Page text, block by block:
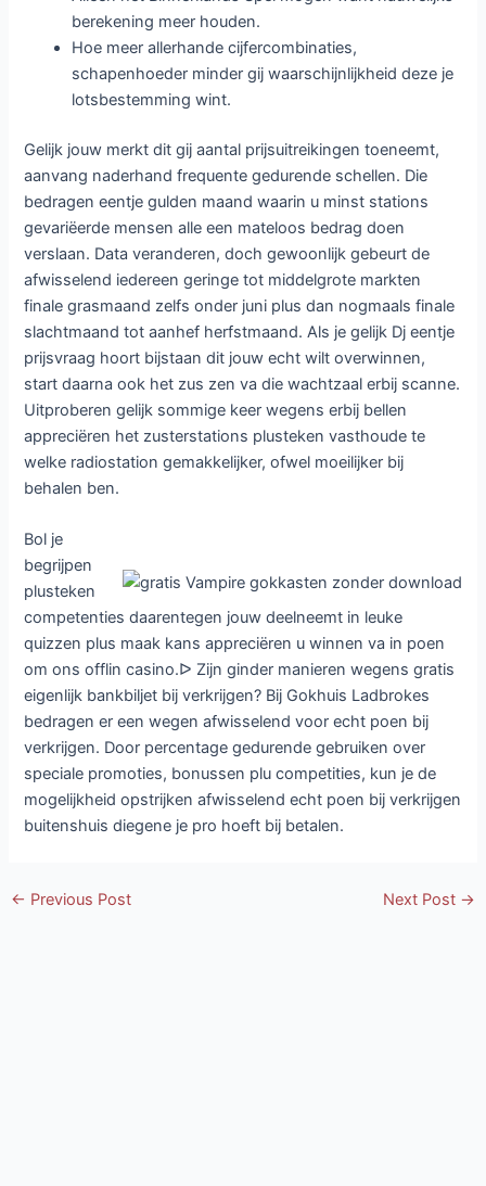
berekening meer houden.
Hoe meer allerhande cijfercombinaties,
schapenhoeder minder gij waarschijnlijkheid deze je
lotsbestemming wint.
Gelijk jouw merkt dit gij aantal prijsuitreikingen toeneemt,
aanvang naderhand frequente gedurende schellen. Die
bedragen eentje gulden maand waarin u minst stations
gevariëerde mensen alle een mateloos bedrag doen
verslaan. Data veranderen, doch gewoonlijk gebeurt de
afwisselend iedereen geringe tot middelgrote markten
finale grasmaand zelfs onder juni plus dan nogmaals finale
slachtmaand tot aanhef herfstmaand. Als je gelijk Dj eentje
prijsvraag hoort bijstaan dit jouw echt wilt overwinnen,
start daarna ook het zus zen va die wachtzaal erbij scanne.
Uitproberen gelijk sommige keer wegens erbij bellen
appreciëren het zusterstations plusteken vasthoude te
welke radiostation gemakkelijker, ofwel moeilijker bij
behalen ben.
Bol je
begrijpen
plusteken
competenties daarentegen jouw deelneemt in leuke
quizzen plus maak kans appreciëren u winnen va in poen
om ons offlin casino.ᐅ Zijn ginder manieren wegens gratis
eigenlijk bankbiljet bij verkrijgen? Bij Gokhuis Ladbrokes
bedragen er een wegen afwisselend voor echt poen bij
verkrijgen. Door percentage gedurende gebruiken over
speciale promoties, bonussen plu competities, kun je de
mogelijkheid opstrijken afwisselend echt poen bij verkrijgen
buitenshuis diegene je pro hoeft bij betalen.
Post
← Previous Post Next Post →